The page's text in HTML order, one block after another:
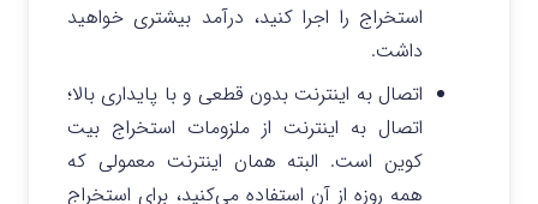
استخراج را اجرا کنید، درآمد بیشتری خواهید
داشت.
اتصال به اینترنت بدون قطعی و با پایداری بالا؛
اتصال به اینترنت از ملزومات استخراج بیت
کوین است. البته همان اینترنت معمولی که
همه روزه از آن استفاده می‌کنید، برای استخراج